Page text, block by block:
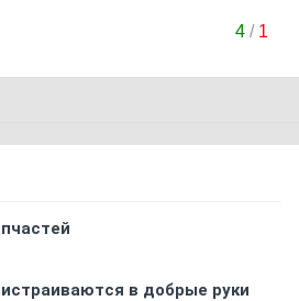
4/ 1
в добрые руки